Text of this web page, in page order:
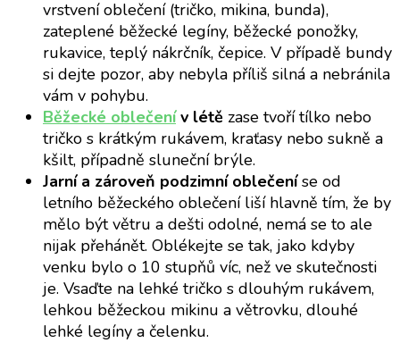
vrstvení oblečení (tričko, mikina, bunda),
zateplené běžecké legíny, běžecké ponožky,
rukavice, teplý nákrčník, čepice. V případě bundy
si dejte pozor, aby nebyla příliš silná a nebránila
vám v pohybu.
Běžecké oblečenív létě zase tvoří tílko nebo
tričko s krátkým rukávem, kraťasy nebo sukně a
kšilt, případně sluneční brýle.
Jarní a zároveň podzimní oblečeníse od
letního běžeckého oblečení liší hlavně tím, že by
mělo být větru a dešti odolné, nemá se to ale
nijak přehánět. Oblékejte se tak, jako kdyby
venku bylo o 10 stupňů víc, než ve skutečnosti
je. Vsaďte na lehké tričko s dlouhým rukávem,
lehkou běžeckou mikinu a větrovku, dlouhé
lehké legíny a čelenku.